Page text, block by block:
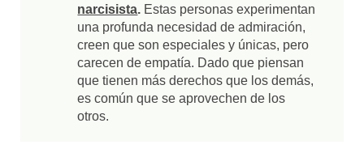
narcisista. Estas personas experimentan
una profunda necesidad de admiración,
creen que son especiales y únicas, pero
carecen de empatía. Dado que piensan
que tienen más derechos que los demás,
es común que se aprovechen de los
otros.